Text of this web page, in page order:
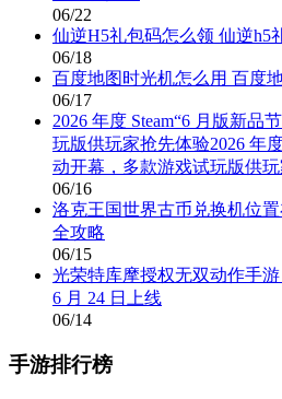
06/22
仙逆H5礼包码怎么领 仙逆h5
06/18
百度地图时光机怎么用 百度
06/17
2026 年度 Steam“6 月版新品
玩版供玩家抢先体验2026 年
动开幕，多款游戏试玩版供
06/16
洛克王国世界古币兑换机位
全攻略
06/15
光荣特库摩授权无双动作手
6 月 24 日上线
06/14
手游排行榜